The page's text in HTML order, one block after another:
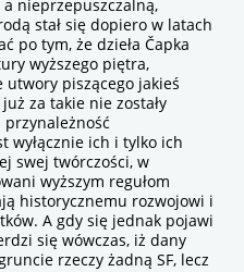
nieprzepuszczalną,
stał się dopiero w latach
po tym, że dzieła Čapka
wyższego piętra,
piszącego jakieś
za takie nie zostały
przynależność
wyłącznie ich i tylko ich
swej twórczości, w
wyższym regułom
historycznemu rozwojowi i
. A gdy się jednak pojawi
się wówczas, iż dany
rzeczy żadną SF, lecz